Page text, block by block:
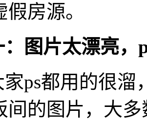
房源。
图片太漂亮，
ps都用的很溜
间的图片，大